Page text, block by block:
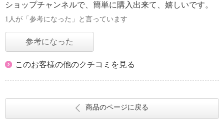
ショップチャンネルで、簡単に購入出来て、嬉しいです。
1人が「参考になった」と言っています
参考になった
このお客様の他のクチコミを見る
商品のページに戻る